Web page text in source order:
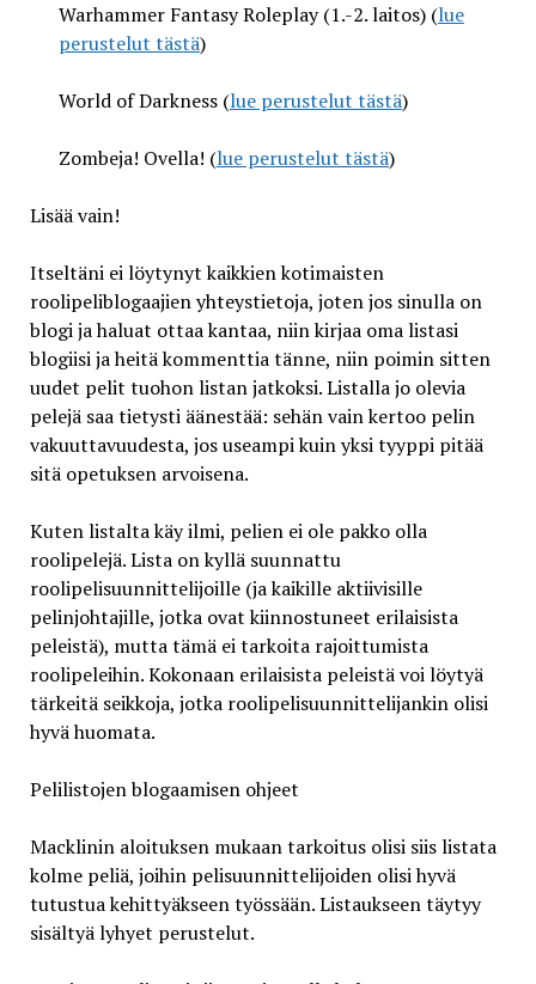
Warhammer Fantasy Roleplay (1.-2. laitos) (lue
perustelut tästä)
World of Darkness (lue perustelut tästä)
Zombeja! Ovella! (lue perustelut tästä)
Lisää vain!
Itseltäni ei löytynyt kaikkien kotimaisten
roolipeliblogaajien yhteystietoja, joten jos sinulla on
blogi ja haluat ottaa kantaa, niin kirjaa oma listasi
blogiisi ja heitä kommenttia tänne, niin poimin sitten
uudet pelit tuohon listan jatkoksi. Listalla jo olevia
pelejä saa tietysti äänestää: sehän vain kertoo pelin
vakuuttavuudesta, jos useampi kuin yksi tyyppi pitää
sitä opetuksen arvoisena.
Kuten listalta käy ilmi, pelien ei ole pakko olla
roolipelejä. Lista on kyllä suunnattu
roolipelisuunnittelijoille (ja kaikille aktiivisille
pelinjohtajille, jotka ovat kiinnostuneet erilaisista
peleistä), mutta tämä ei tarkoita rajoittumista
roolipeleihin. Kokonaan erilaisista peleistä voi löytyä
tärkeitä seikkoja, jotka roolipelisuunnittelijankin olisi
hyvä huomata.
Pelilistojen blogaamisen ohjeet
Macklinin aloituksen mukaan tarkoitus olisi siis listata
kolme peliä, joihin pelisuunnittelijoiden olisi hyvä
tutustua kehittyäkseen työssään. Listaukseen täytyy
sisältyä lyhyet perustelut.